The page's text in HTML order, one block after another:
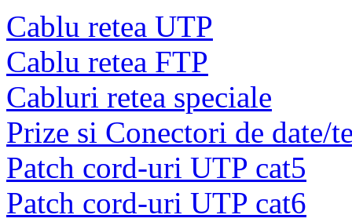
Cablu retea UTP
Cablu retea FTP
Cabluri retea speciale
Prize si Conectori de date/
Patch cord-uri UTP cat5
Patch cord-uri UTP cat6